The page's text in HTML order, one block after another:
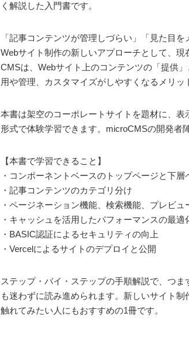
く解説した入門書です。
「記事コンテンツが管理しづらい」「見た目
Webサイト制作の新しいアプローチとして、
CMSは、Webサイト上のコンテンツの「提供
用や管理、カスタマイズがしやすくなるメリッ
本書は架空のコーポレートサイトを題材に、
形式で体験学習できます。microCMSの開発者
【本書で学習できること】
・コンポーネントベースのトップページと下層
・記事コンテンツのカテゴリ分け
・ページネーション機能、検索機能、プレビュ
・キャッシュを活用したパフォーマンスの最適
・BASIC認証によるセキュリティの向上
・Vercelによるサイトのデプロイと公開
ステップ・バイ・ステップの手順解説で、つ
も迷わずに読み進められます。新しいサイト
触れてみたい人にもおすすめの1冊です。